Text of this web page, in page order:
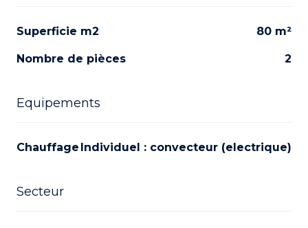
Superficie m2 80 m²
Nombre de pièces 2
Equipements
Chauffage individuel : convecteur (electrique)
Secteur